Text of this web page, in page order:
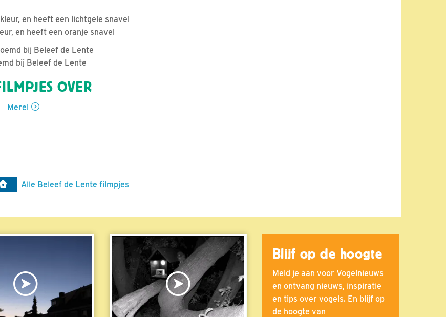
en heeft een lichtgele snavel
en heeft een oranje snavel
bij Beleef de Lente
genoemd bij Beleef de Lente
OVER
Merel
Alle Beleef de Lente filmpjes
Blijf op de hoogte
Meld je aan voor Vogelnieuws
en ontvang nieuws, inspiratie
en tips over vogels. En blijf op
de hoogte van